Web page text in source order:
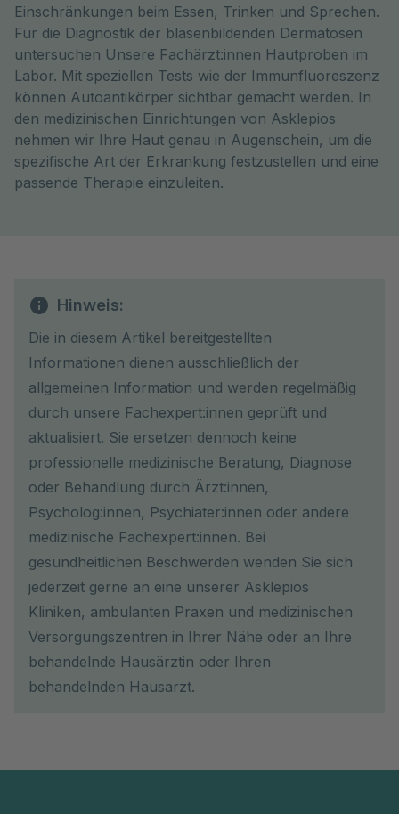
Einschränkungen beim Essen, Trinken und Sprechen.
Für die Diagnostik der blasenbildenden Dermatosen
untersuchen Unsere Fachärzt:innen Hautproben im
Labor. Mit speziellen Tests wie der Immunfluoreszenz
können Autoantikörper sichtbar gemacht werden. In
den medizinischen Einrichtungen von Asklepios
nehmen wir Ihre Haut genau in Augenschein, um die
spezifische Art der Erkrankung festzustellen und eine
passende Therapie einzuleiten.
Hinweis:
Die in diesem Artikel bereitgestellten
Informationen dienen ausschließlich der
allgemeinen Information und werden regelmäßig
durch unsere Fachexpert:innen geprüft und
aktualisiert. Sie ersetzen dennoch keine
professionelle medizinische Beratung, Diagnose
oder Behandlung durch Ärzt:innen,
Psycholog:innen, Psychiater:innen oder andere
medizinische Fachexpert:innen. Bei
gesundheitlichen Beschwerden wenden Sie sich
jederzeit gerne an eine unserer Asklepios
Kliniken, ambulanten Praxen und medizinischen
Versorgungszentren in Ihrer Nähe oder an Ihre
behandelnde Hausärztin oder Ihren
behandelnden Hausarzt.